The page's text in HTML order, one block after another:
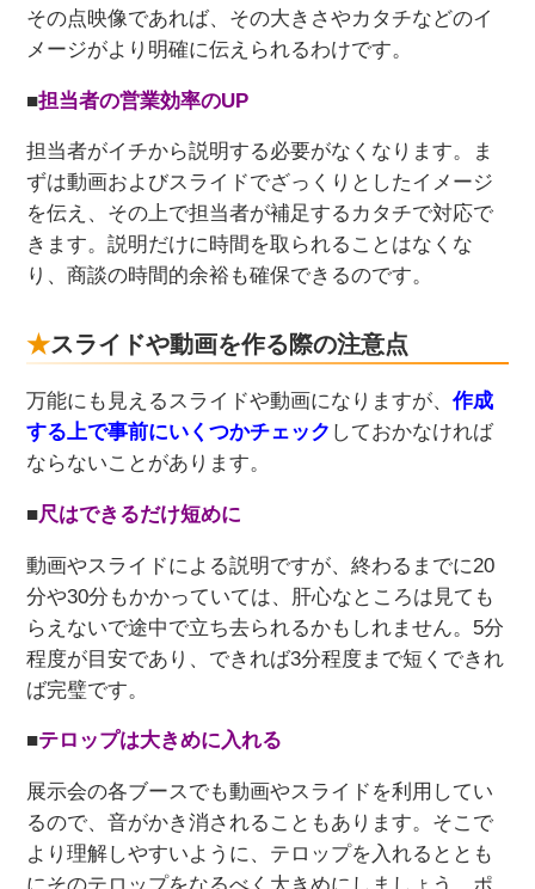
その点映像であれば、その大きさやカタチなどのイ
メージがより明確に伝えられるわけです。
■担当者の営業効率のUP
担当者がイチから説明する必要がなくなります。ま
ずは動画およびスライドでざっくりとしたイメージ
を伝え、その上で担当者が補足するカタチで対応で
きます。説明だけに時間を取られることはなくな
り、商談の時間的余裕も確保できるのです。
スライドや動画を作る際の注意点
万能にも見えるスライドや動画になりますが、 作成
する上で事前にいくつかチェック しておかなければ
ならないことがあります。
■尺はできるだけ短めに
動画やスライドによる説明ですが、終わるまでに20
分や30分もかかっていては、肝心なところは見ても
らえないで途中で立ち去られるかもしれません。5分
程度が目安であり、できれば3分程度まで短くできれ
ば完璧です。
■テロップは大きめに入れる
展示会の各ブースでも動画やスライドを利用してい
るので、音がかき消されることもあります。そこで
より理解しやすいように、テロップを入れるととも